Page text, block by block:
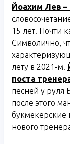
Йоахим Лев –
15 лет. Почти
Символично,
лету в 2021-м.
поста
песней у руля
после этого
букмекерские
нового